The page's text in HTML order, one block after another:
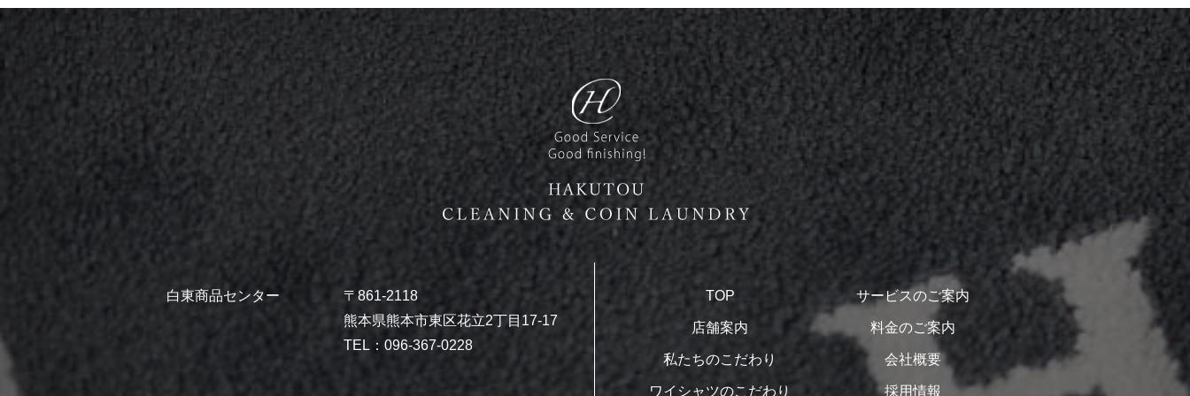
白東商品センター
〒861-2118
熊本県熊本市東区花立2丁目17-17
TEL：096-367-0228
TOP
店舗案内
私たちのこだわり
ワイシャツのこだわり
サービスのご案内
料金のご案内
会社概要
採用情報